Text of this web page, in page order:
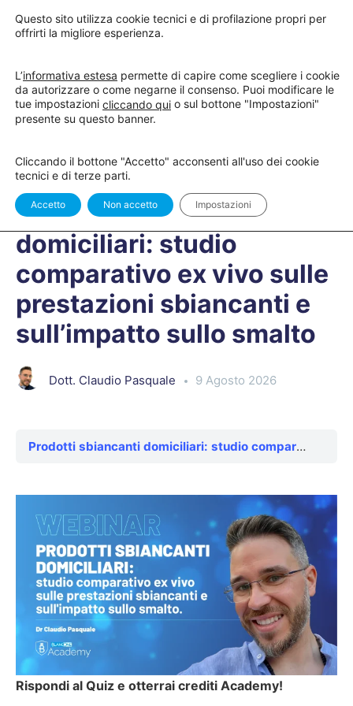
QUIZ 1OF 1
QUIZ – Prodotti sbiancanti
domiciliari: studio
comparativo ex vivo sulle
prestazioni sbiancanti e
sull’impatto sullo smalto
Dott. Claudio Pasquale 9 Agosto 2026
Prodotti sbiancanti domiciliari: studio comparativo ex vivo sulle prestazioni sbiancanti e sull’impatto sullo smalto
Rispondi al Quiz e otterrai crediti Academy!
Questo sito utilizza cookie tecnici e di profilazione propri per
offrirti la migliore esperienza.
L’informativa estesa permette di capire come scegliere i cookie
da autorizzare o come negarne il consenso. Puoi modificare le
tue impostazioni cliccando qui o sul bottone "Impostazioni"
presente su questo banner.
Cliccando il bottone "Accetto" acconsenti all'uso dei cookie
tecnici e di terze parti.
Accetto Non accetto Impostazioni